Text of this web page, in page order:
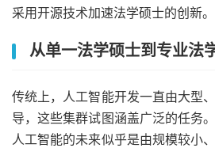
采用开源技术加速法学硕士的创新。
从单一法学硕士到专业法
传统上，人工智能开发一直由大型
导，这些集群试图涵盖广泛的任务
人工智能的未来似乎是由规模较小